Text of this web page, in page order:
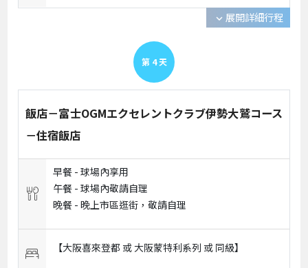
expand_more 展開詳細行程
第 4 天
飯店－富士OGMエクセレントクラブ伊勢大鷲コース
－住宿飯店
早餐 -球場內享用
午餐 -球場內敬請自理
晚餐 -晚上市區逛街，敬請自理
【大阪喜來登都 或 大阪蒙特利系列 或 同級】